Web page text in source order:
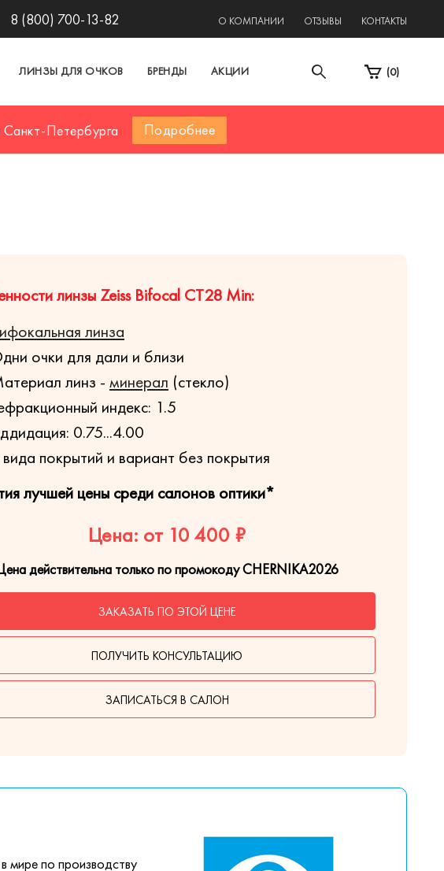
8 (800) 700-13-82 О КОМПАНИИ ОТЗЫВЫ КОНТАКТЫ
ЛИНЗЫ ДЛЯ ОЧКОВ БРЕНДЫ АКЦИИ (0)
Санкт-Петербурга Подробнее
линзы Zeiss Bifocal CT28 Min:
линза
очки для дали и близи
линз - минерал (стекло)
индекс: 1.5
0.75...4.00
покрытий и вариант без покрытия
лучшей цены среди салонов оптики*
Цена: от 10 400 ₽
действительна только по промокоду CHERNIKA2026
ЗАКАЗАТЬ ПО ЭТОЙ ЦЕНЕ
ПОЛУЧИТЬ КОНСУЛЬТАЦИЮ
ЗАПИСАТЬСЯ В САЛОН
мире по производству